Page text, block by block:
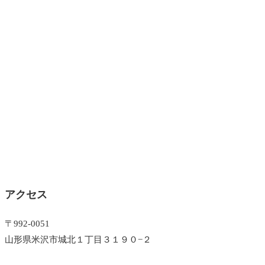
アクセス
〒992-0051
山形県米沢市城北１丁目３１９０−２